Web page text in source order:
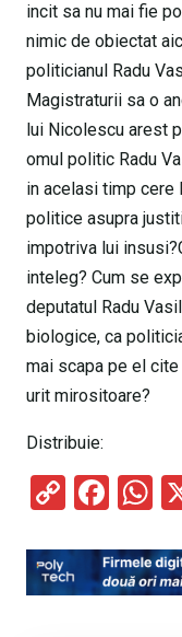
incit sa nu mai fie
nimic de obiectat
politicianul Radu
Magistraturii sa o
lui Nicolescu arest
omul politic Radu
in acelasi timp
politice asupra
impotriva lui
inteleg? Cum se
deputatul Radu
biologice, ca
mai scapa pe el
urit mirositoare?
Distribuie:
C
py
Li
F
ce
b
W
at
s